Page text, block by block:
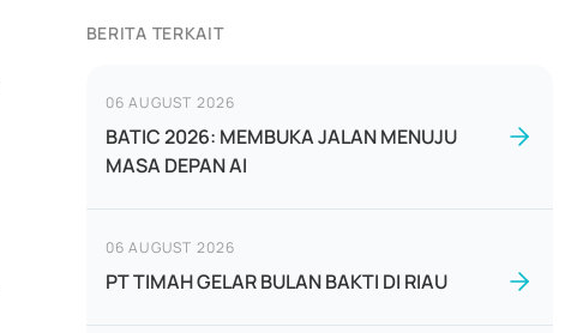
BERITA TERKAIT
06 AUGUST 2026
BATIC 2026: MEMBUKA JALAN MENUJU
MASA DEPAN AI
06 AUGUST 2026
PT TIMAH GELAR BULAN BAKTI DI RIAU